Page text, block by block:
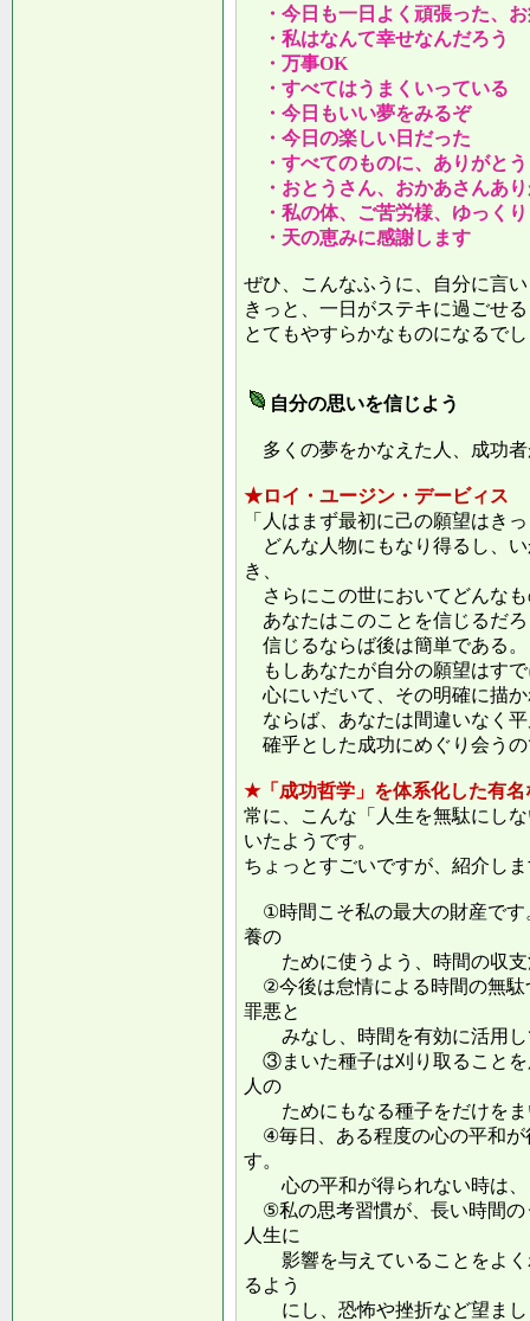
・今日も一日よく頑張った、
・私はなんて幸せなんだろう
・万事OK
・すべてはうまくいっている
・今日もいい夢をみるぞ
・今日の楽しい日だった
・すべてのものに、ありがとう
・おとうさん、おかあさんあ
・私の体、ご苦労様、ゆっく
・天の恵みに感謝します
ぜひ、こんなふうに、自分に言
きっと、一日がステキに過ごせ
とてもやすらかなものになるで
自分の思いを信じよう
多くの夢をかなえた人、成功
★ロイ・ユージン・デービィス
「人はまず最初に己の願望はき
どんな人物にもなり得るし、
き、
さらにこの世においてどんな
あなたはこのことを信じるだ
信じるならば後は簡単である。
もしあなたが自分の願望はす
心にいだいて、その明確に描
ならば、あなたは間違いなく
確乎とした成功にめぐり会う
★「成功哲学」を体系化した有
常に、こんな「人生を無駄にし
いたようです。
ちょっとすごいですが、紹介し
①時間こそ私の最大の財産です
養の
ために使うよう、時間の収支
②今後は怠情による時間の無駄
罪悪と
みなし、時間を有効に活用し
③まいた種子は刈り取ることを
人の
ためにもなる種子をだけをま
④毎日、ある程度の心の平和が
す。
心の平和が得られない時は、
⑤私の思考習慣が、長い時間の
人生に
影響を与えていることをよく
るよう
にし、恐怖や挫折など望まし